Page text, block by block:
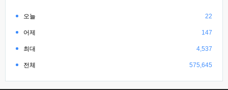
오늘 22
어제 147
최대 4,537
전체 575,645